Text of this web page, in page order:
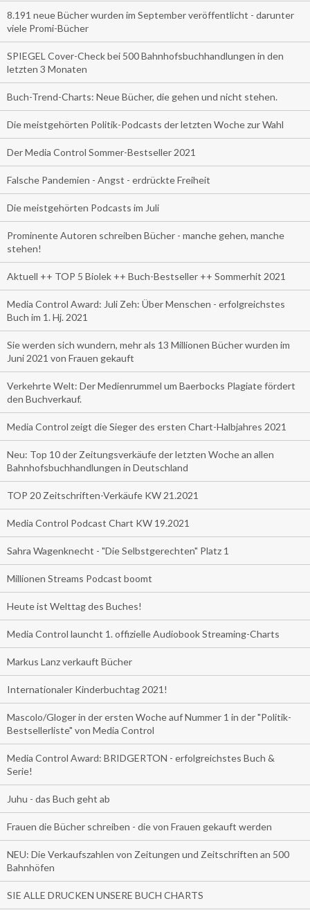
8.191 neue Bücher wurden im September veröffentlicht - darunter
viele Promi-Bücher
SPIEGEL Cover-Check bei 500 Bahnhofsbuchhandlungen in den
letzten 3 Monaten
Buch-Trend-Charts: Neue Bücher, die gehen und nicht stehen.
Die meistgehörten Politik-Podcasts der letzten Woche zur Wahl
Der Media Control Sommer-Bestseller 2021
Falsche Pandemien - Angst - erdrückte Freiheit
Die meistgehörten Podcasts im Juli
Prominente Autoren schreiben Bücher - manche gehen, manche
stehen!
Aktuell ++ TOP 5 Biolek ++ Buch-Bestseller ++ Sommerhit 2021
Media Control Award: Juli Zeh: Über Menschen - erfolgreichstes
Buch im 1. Hj. 2021
Sie werden sich wundern, mehr als 13 Millionen Bücher wurden im
Juni 2021 von Frauen gekauft
Verkehrte Welt: Der Medienrummel um Baerbocks Plagiate fördert
den Buchverkauf.
Media Control zeigt die Sieger des ersten Chart-Halbjahres 2021
Neu: Top 10 der Zeitungsverkäufe der letzten Woche an allen
Bahnhofsbuchhandlungen in Deutschland
TOP 20 Zeitschriften-Verkäufe KW 21.2021
Media Control Podcast Chart KW 19.2021
Sahra Wagenknecht - "Die Selbstgerechten" Platz 1
Millionen Streams Podcast boomt
Heute ist Welttag des Buches!
Media Control launcht 1. offizielle Audiobook Streaming-Charts
Markus Lanz verkauft Bücher
Internationaler Kinderbuchtag 2021!
Mascolo/Gloger in der ersten Woche auf Nummer 1 in der "Politik-
Bestsellerliste" von Media Control
Media Control Award: BRIDGERTON - erfolgreichstes Buch &
Serie!
Juhu - das Buch geht ab
Frauen die Bücher schreiben - die von Frauen gekauft werden
NEU: Die Verkaufszahlen von Zeitungen und Zeitschriften an 500
Bahnhöfen
SIE ALLE DRUCKEN UNSERE BUCH CHARTS